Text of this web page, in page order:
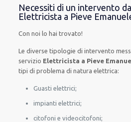
Necessiti di un intervento
Elettricista a Pieve
Con noi lo hai trovato!
Lediverse tipologie diintervento
servizio Elettricista a Pieve
tipi di problema di natura elettrica:
Guasti elettrici;
impianti elettrici;
citofoni e videocitofoni;